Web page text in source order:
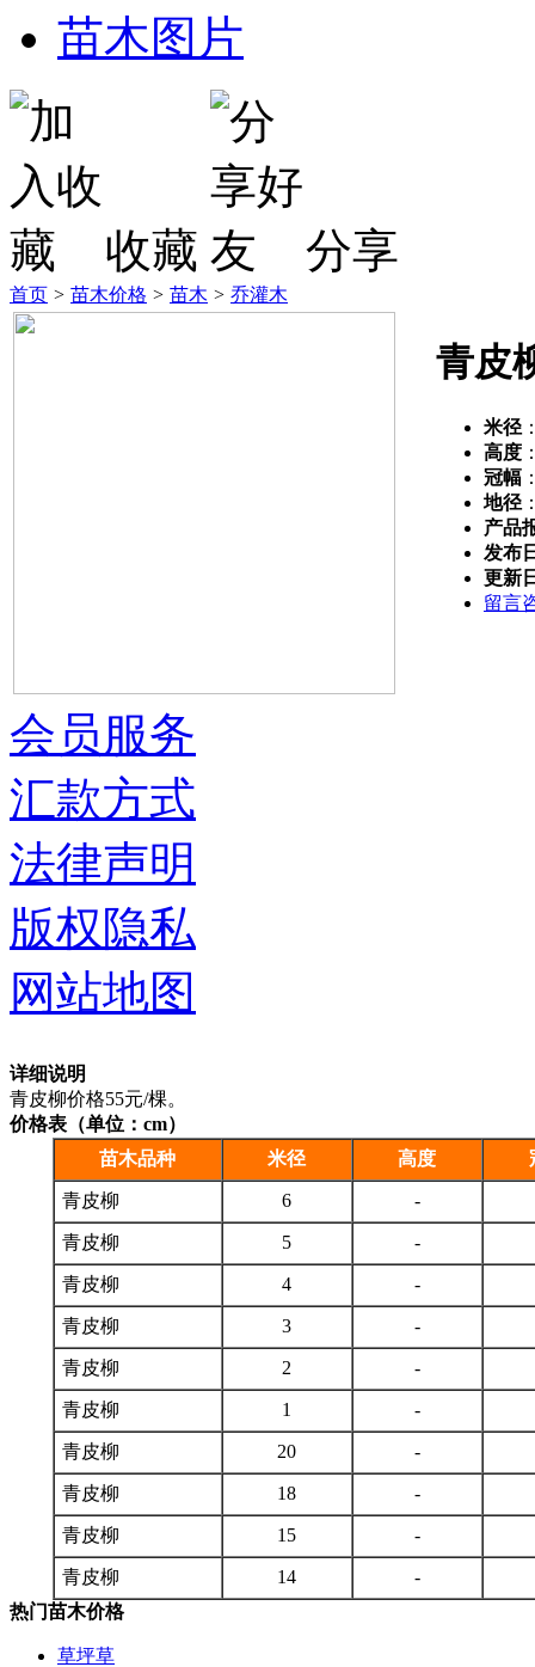
苗木图片
收藏 分享
首页 > 苗木价格 > 苗木 > 乔灌木
青皮
米径
高度
冠幅
地径
产品
发布
更新
留言
详细说明
青皮柳价格55元/棵。
价格表（单位：cm）
苗木品种
米径 高度
青皮柳 6 -
青皮柳 5 -
青皮柳 4 -
青皮柳 3 -
青皮柳 2 -
青皮柳 1 -
青皮柳 20 -
青皮柳 18 -
青皮柳 15 -
青皮柳 14
-
热门苗木价格
草坪草
会员服务
汇款方式
法律声明
版权隐私
网站地图